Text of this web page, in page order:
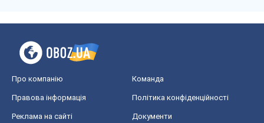
Про компанію Команда
Правова інформація Політика конфіденційності
Реклама на сайті Документи